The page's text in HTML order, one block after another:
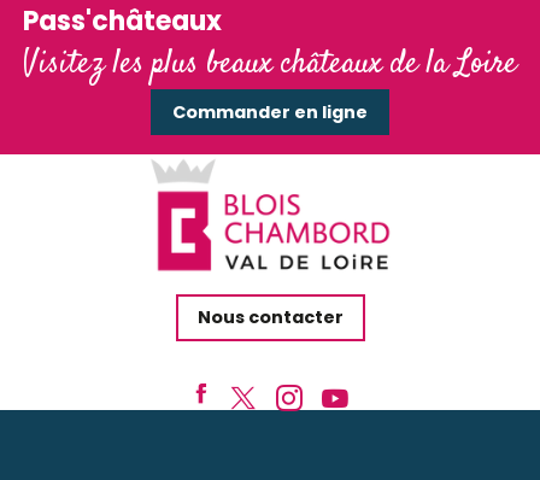
Pass'châteaux
Visitez les plus beaux châteaux de la Loire
Commander en ligne
Nous contacter